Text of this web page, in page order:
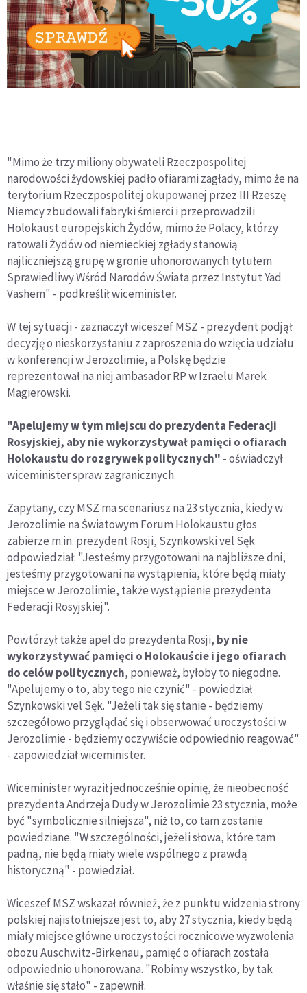
"Mimo że trzy miliony obywateli Rzeczpospolitej
narodowości żydowskiej padło ofiarami zagłady, mimo że na
terytorium Rzeczpospolitej okupowanej przez III Rzeszę
Niemcy zbudowali fabryki śmierci i przeprowadzili
Holokaust europejskich Żydów, mimo że Polacy, którzy
ratowali Żydów od niemieckiej zgłady stanowią
najliczniejszą grupę w gronie uhonorowanych tytułem
Sprawiedliwy Wśród Narodów Świata przez Instytut Yad
Vashem" - podkreślił wiceminister.
W tej sytuacji - zaznaczył wiceszef MSZ - prezydent podjął
decyzję o nieskorzystaniu z zaproszenia do wzięcia udziału
w konferencji w Jerozolimie, a Polskę będzie
reprezentował na niej ambasador RP w Izraelu Marek
Magierowski.
"Apelujemy w tym miejscu do prezydenta Federacji
Rosyjskiej, aby nie wykorzystywał pamięci o ofiarach
Holokaustu do rozgrywek politycznych" - oświadczył
wiceminister spraw zagranicznych.
Zapytany, czy MSZ ma scenariusz na 23 stycznia, kiedy w
Jerozolimie na Światowym Forum Holokaustu głos
zabierze m.in. prezydent Rosji, Szynkowski vel Sęk
odpowiedział: "Jesteśmy przygotowani na najbliższe dni,
jesteśmy przygotowani na wystąpienia, które będą miały
miejsce w Jerozolimie, także wystąpienie prezydenta
Federacji Rosyjskiej".
Powtórzył także apel do prezydenta Rosji, by nie
wykorzystywać pamięci o Holokauście i jego ofiarach
do celów politycznych, ponieważ, byłoby to niegodne.
"Apelujemy o to, aby tego nie czynić" - powiedział
Szynkowski vel Sęk. "Jeżeli tak się stanie - będziemy
szczegółowo przyglądać się i obserwować uroczystości w
Jerozolimie - będziemy oczywiście odpowiednio reagować"
- zapowiedział wiceminister.
Wiceminister wyraził jednocześnie opinię, że nieobecność
prezydenta Andrzeja Dudy w Jerozolimie 23 stycznia, może
być "symbolicznie silniejsza", niż to, co tam zostanie
powiedziane. "W szczególności, jeżeli słowa, które tam
padną, nie będą miały wiele wspólnego z prawdą
historyczną" - powiedział.
Wiceszef MSZ wskazał również, że z punktu widzenia strony
polskiej najistotniejsze jest to, aby 27 stycznia, kiedy będą
miały miejsce główne uroczystości rocznicowe wyzwolenia
obozu Auschwitz-Birkenau, pamięć o ofiarach została
odpowiednio uhonorowana. "Robimy wszystko, by tak
właśnie się stało" - zapewnił.